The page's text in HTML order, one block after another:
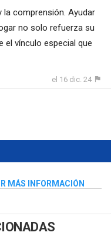
la comprensión. Ayudar
no solo refuerza su
el vínculo especial que
el 16 dic. 24
MÁS INFORMACIÓN